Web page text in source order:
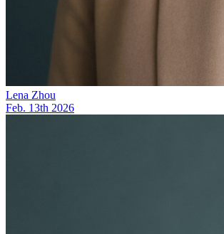
Lena Zhou
Feb. 13th 2026